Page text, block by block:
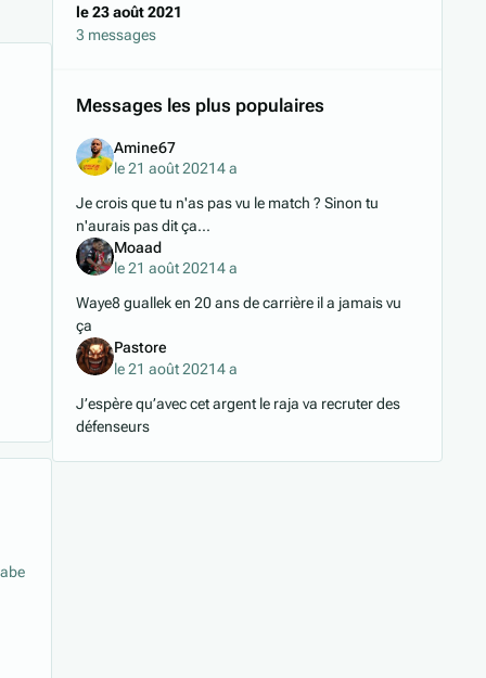
le 23 août 2021
3 messages
Messages les plus populaires
Amine67
le 21 août 20214 a
Je crois que tu n'as pas vu le match ? Sinon tu
n'aurais pas dit ça...
Moaad
le 21 août 20214 a
Waye8 guallek en 20 ans de carrière il a jamais vu
ça
Pastore
le 21 août 20214 a
J’espère qu’avec cet argent le raja va recruter des
défenseurs